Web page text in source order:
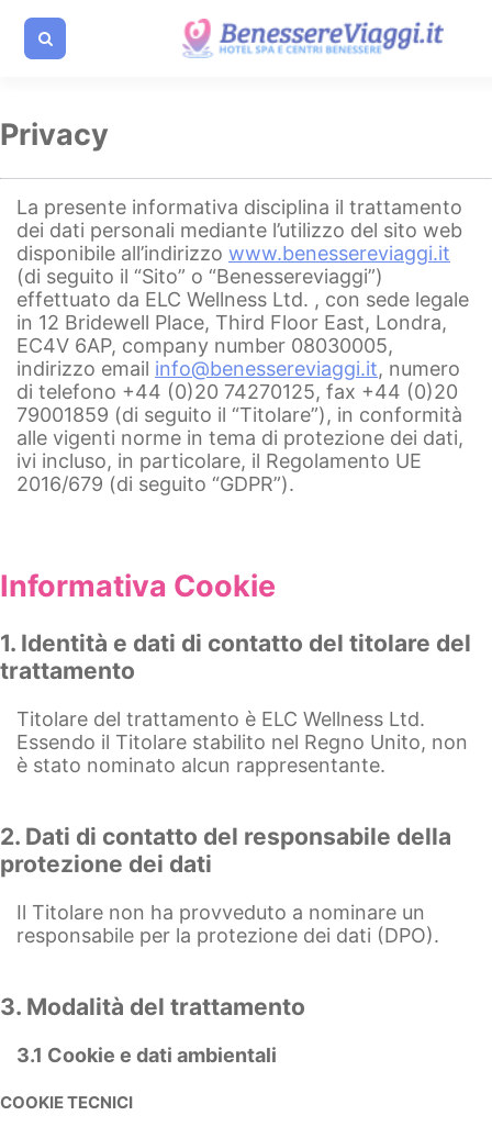
Privacy
La presente informativa disciplina il trattamento
dei dati personali mediante l’utilizzo del sito web
disponibile all’indirizzo www.benessereviaggi.it
(di seguito il “Sito” o “Benessereviaggi”)
effettuato da ELC Wellness Ltd. , con sede legale
in 12 Bridewell Place, Third Floor East, Londra,
EC4V 6AP, company number 08030005,
indirizzo email info@benessereviaggi.it, numero
di telefono +44 (0)20 74270125, fax +44 (0)20
79001859 (di seguito il “Titolare”), in conformità
alle vigenti norme in tema di protezione dei dati,
ivi incluso, in particolare, il Regolamento UE
2016/679 (di seguito “GDPR”).
Informativa Cookie
1. Identità e dati di contatto del titolare del
trattamento
Titolare del trattamento è ELC Wellness Ltd.
Essendo il Titolare stabilito nel Regno Unito, non
è stato nominato alcun rappresentante.
2. Dati di contatto del responsabile della
protezione dei dati
Il Titolare non ha provveduto a nominare un
responsabile per la protezione dei dati (DPO).
3. Modalità del trattamento
3.1 Cookie e dati ambientali
COOKIE TECNICI